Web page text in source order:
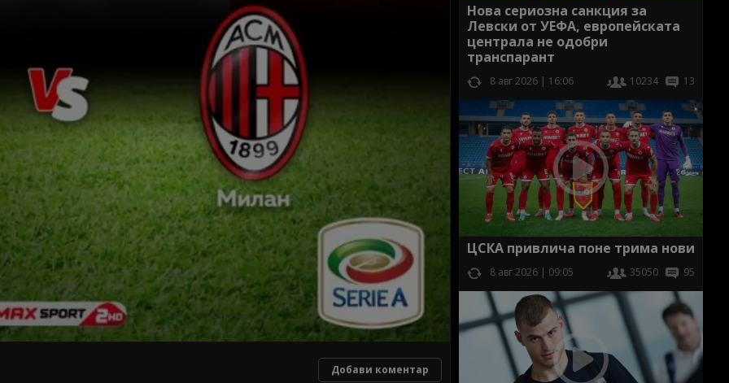
Добави коментар
Нова сериозна санкция за
Левски от УЕФА, европейската
централа не одобри
транспарант
8 авг 2026 | 16:06 10234 13
ЦСКА привлича поне трима нови
8 авг 2026 | 09:05 35050 95